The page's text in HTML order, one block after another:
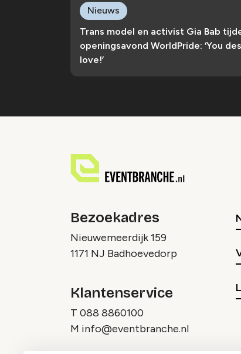
Trans model en activist Gia Bab
openingsavond WorldPride: ‘You
love!’
Nieuws
Bezoekadres
Nieuwemeerdijk 159
1171 NJ Badhoevedorp
Klantenservice
T 088 8860100
M info@eventbranche.nl